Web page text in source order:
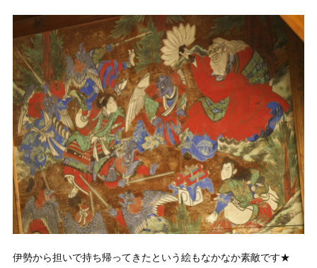
伊勢から担いで持ち帰ってきたという絵もなかなか素敵です★